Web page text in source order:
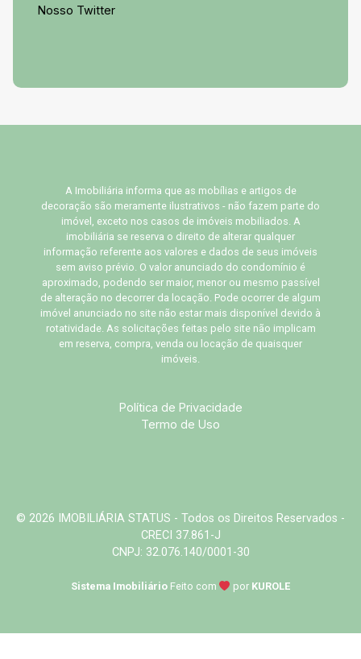
Nosso Twitter
A Imobiliária informa que as mobílias e artigos de
decoração são meramente ilustrativos - não fazem parte do
imóvel, exceto nos casos de imóveis mobiliados. A
imobiliária se reserva o direito de alterar qualquer
informação referente aos valores e dados de seus imóveis
sem aviso prévio. O valor anunciado do condomínio é
aproximado, podendo ser maior, menor ou mesmo passível
de alteração no decorrer da locação. Pode ocorrer de algum
imóvel anunciado no site não estar mais disponível devido à
rotatividade. As solicitações feitas pelo site não implicam
em reserva, compra, venda ou locação de quaisquer
imóveis.
Política de Privacidade
Termo de Uso
© 2026 IMOBILIÁRIA STATUS - Todos os Direitos Reservados -
CRECI 37.861-J
CNPJ: 32.076.140/0001-30
Sistema Imobiliário Feito com por KUROLE